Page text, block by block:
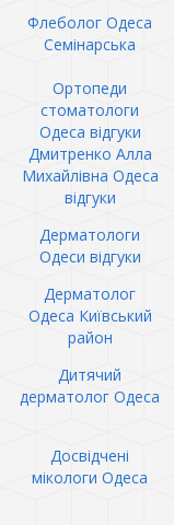
Флеболог Одеса
Семінарська
Ортопеди
стоматологи
Одеса відгуки
Дмитренко Алла
Михайлівна Одеса
відгуки
Дерматологи
Одеси відгуки
Дерматолог
Одеса Київський
район
Дитячий
дерматолог Одеса
Досвідчені
мікологи Одеса